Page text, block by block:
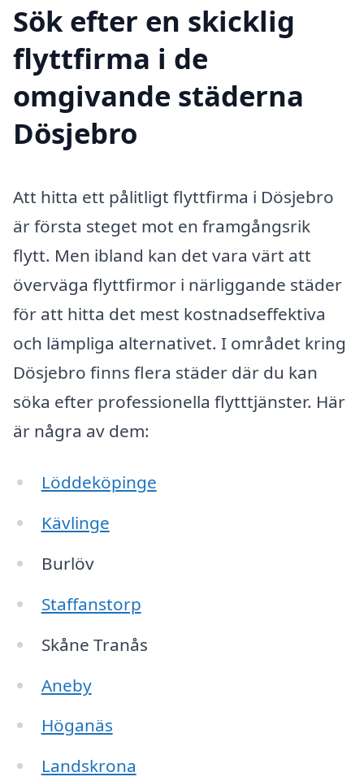
Sök efter en skicklig
flyttfirma i de
omgivande städerna
Dösjebro
Att hitta ett pålitligt flyttfirma i Dösjebro
är första steget mot en framgångsrik
flytt. Men ibland kan det vara värt att
överväga flyttfirmor i närliggande städer
för att hitta det mest kostnadseffektiva
och lämpliga alternativet. I området kring
Dösjebro finns flera städer där du kan
söka efter professionella flytttjänster. Här
är några av dem:
Löddeköpinge
Kävlinge
Burlöv
Staffanstorp
Skåne Tranås
Aneby
Höganäs
Landskrona